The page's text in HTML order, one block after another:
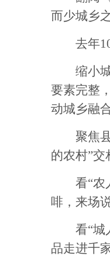
而少城乡
去年10
缩小城
要素完整
动城乡融
聚焦县
的农村”交
看“农人
啡，来场
看“城人
品走进千